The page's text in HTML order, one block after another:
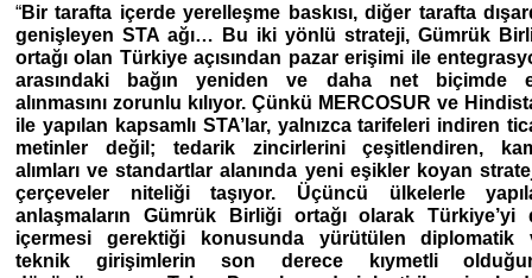
“Bir tarafta içerde yerelleşme baskısı, diğer tarafta
genişleyen STA ağı… Bu iki yönlü strateji, Gümrük
ortağı olan Türkiye açısından pazar erişimi ile
arasındaki bağın yeniden ve daha net biçimde
alınmasını zorunlu kılıyor. Çünkü MERCOSUR ve
ile yapılan kapsamlı STA’lar, yalnızca tarifeleri indiren
metinler değil; tedarik zincirlerini çeşitlendiren,
alımları ve standartlar alanında yeni eşikler koyan
çerçeveler niteliği taşıyor. Üçüncü ülkelerle
anlaşmaların Gümrük Birliği ortağı olarak Türkiye’yi
içermesi gerektiği konusunda yürütülen diplomatik
teknik girişimlerin son derece kıymetli